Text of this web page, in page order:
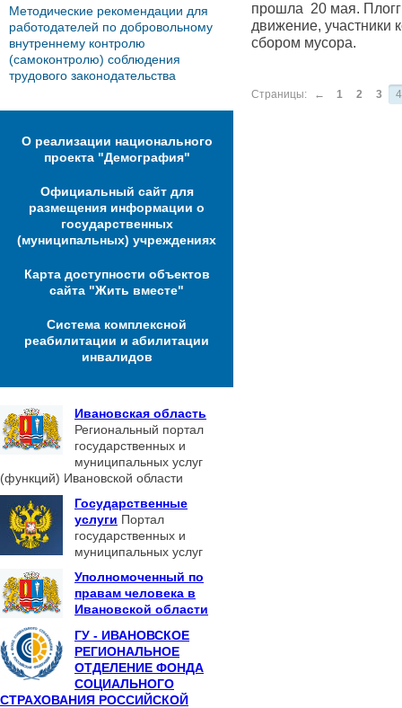
прошла 20 мая.
движение, участники
сбором мусора.
Страницы: ← 1 2 3 4
Методические рекомендации для
работодателей по добровольному
внутреннему контролю
(самоконтролю) соблюдения
трудового законодательства
О реализации национального
проекта "Демография"
Официальный сайт для
размещения информации о
государственных
(муниципальных) учреждениях
Карта доступности объектов
сайта "Жить вместе"
Система комплексной
реабилитации и абилитации
инвалидов
Ивановская область
Региональный портал
государственных и
муниципальных услуг
(функций) Ивановской области
Государственные
услуги Портал
государственных и
муниципальных услуг
Уполномоченный по
правам человека в
Ивановской области
ГУ - ИВАНОВСКОЕ
РЕГИОНАЛЬНОЕ
ОТДЕЛЕНИЕ ФОНДА
СОЦИАЛЬНОГО
СТРАХОВАНИЯ РОССИЙСКОЙ